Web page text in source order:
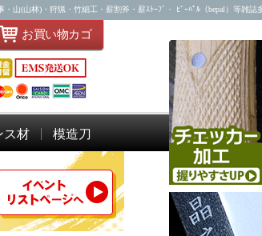
(山林)・狩猟・竹細工・薪割斧・薪ｽﾄｰﾌﾞ・ ﾋﾞｰﾊﾟﾙ（bepal）等雑誌
お買い物カゴ
ス材 模造刀